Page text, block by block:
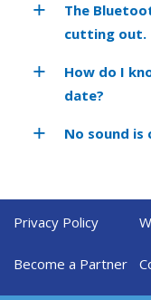
The
cutting out.
How do I
date?
No sound
Privacy Policy
Become a Partner